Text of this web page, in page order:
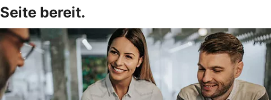
Seite bereit.